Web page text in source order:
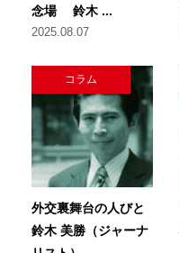
念場 鈴木 ...
2025.08.07
コラム
外交裏舞台の人びと
鈴木 美勝（ジャーナ